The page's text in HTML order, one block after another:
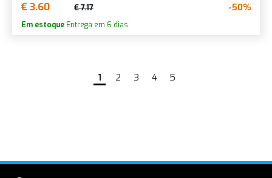
€ 3.60 € 7.17 -50%
Em estoque Entrega em 6 dias.
1 2 3 4 5